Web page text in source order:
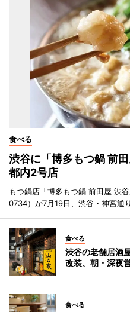
食べる
渋谷に「博多もつ鍋 前
都内2号店
もつ鍋店「博多もつ鍋 前田屋 渋
0734）が7月19日、渋谷・神宮通
食べる
渋谷の老舗居酒
改装、朝・深夜
食べる